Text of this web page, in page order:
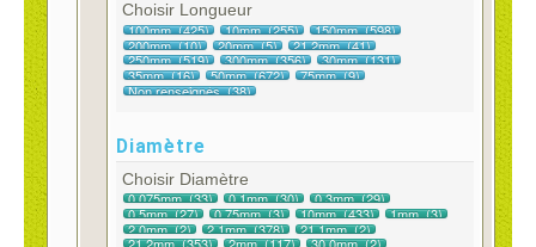
Choisir Longueur
Diamètre
Choisir Diamètre